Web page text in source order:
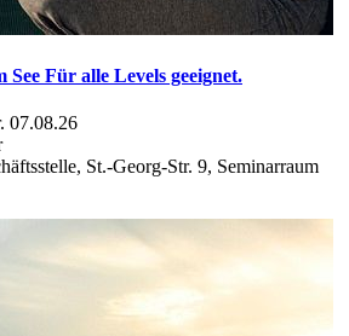
See Für alle Levels geeignet.
07.08.26
St.-Georg-Str. 9, Seminarraum